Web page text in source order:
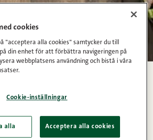
från baconburgare till baconlindade
till exempel karamelliserat bacon?
cookies
"acceptera alla cookies" samtycker du till
på din enhet för att förbättra navigeringen på
webbplatsens användning och bistå i våra
Cookie-inställningar
alla Acceptera alla cookies